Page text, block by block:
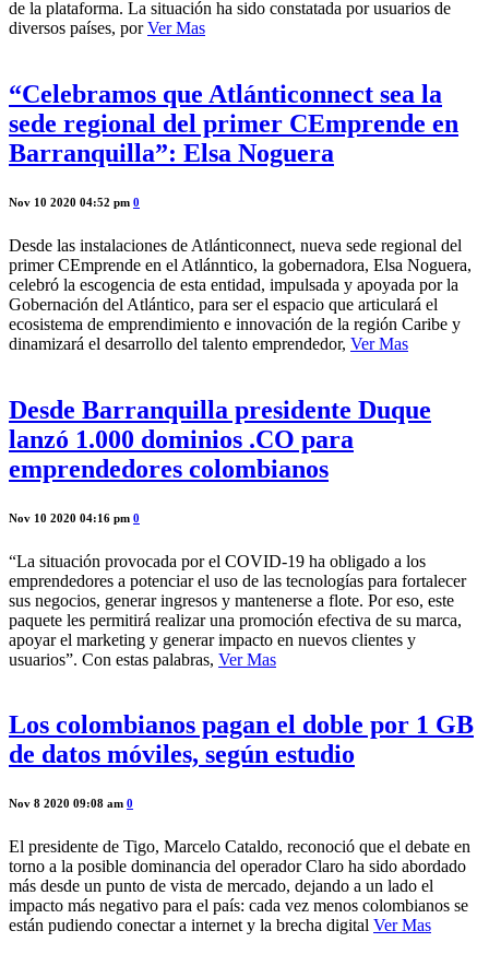
de la plataforma. La situación ha sido constatada por usuarios de
diversos países, porVer Mas
“Celebramos que Atlánticonnect sea la
sede regional del primer CEmprende en
Barranquilla”: Elsa Noguera
Nov 10 2020 04:52 pm 0
Desde las instalaciones de Atlánticonnect, nueva sede regional del
primer CEmprende en el Atlánntico, la gobernadora, Elsa Noguera,
celebró la escogencia de esta entidad, impulsada y apoyada por la
Gobernación del Atlántico, para ser el espacio que articulará el
ecosistema de emprendimiento e innovación de la región Caribe y
dinamizará el desarrollo del talento emprendedor, Ver Mas
Desde Barranquilla presidente Duque
lanzó 1.000 dominios .CO para
emprendedores colombianos
Nov 10 2020 04:16 pm 0
“La situación provocada por el COVID-19 ha obligado a los
emprendedores a potenciar el uso de las tecnologías para fortalecer
sus negocios, generar ingresos y mantenerse a flote. Por eso, este
paquete les permitirá realizar una promoción efectiva de su marca,
apoyar el marketing y generar impacto en nuevos clientes y
usuarios”. Con estas palabras, Ver Mas
Los colombianos pagan el doble por 1 GB
de datos móviles, según estudio
Nov 8 2020 09:08 am 0
El presidente de Tigo, Marcelo Cataldo, reconoció que el debate en
torno a la posible dominancia del operador Claro ha sido abordado
más desde un punto de vista de mercado, dejando a un lado el
impacto más negativo para el país: cada vez menos colombianos se
están pudiendo conectar a internet y la brecha digital Ver Mas